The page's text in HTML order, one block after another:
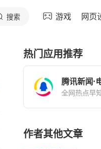
搜索 游戏 网页
热门应用推荐
腾讯新闻·
全网热点早
作者其他文章